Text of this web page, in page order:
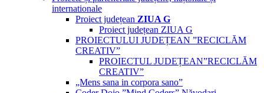
internationale
Proiect județean ZIUA G
Proiect județean ZIUA G
PROIECTULUI JUDEȚEAN ”RECICLĂM
CREATIV”
PROIECTUL JUDEȚEAN”RECICLĂM
CREATIV”
„Mens sana in corpora sano”